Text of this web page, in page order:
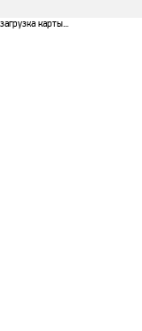
загрузка карты...